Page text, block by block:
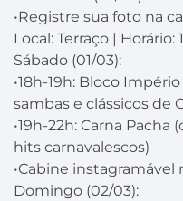
•Registre sua foto na
Local: Terraço | Horário:
Sábado (01/03):
•18h-19h: Bloco
sambas e clássicos de
•19h-22h: Carna
hits carnavalescos)
•Cabine instagramável
Domingo (02/03):